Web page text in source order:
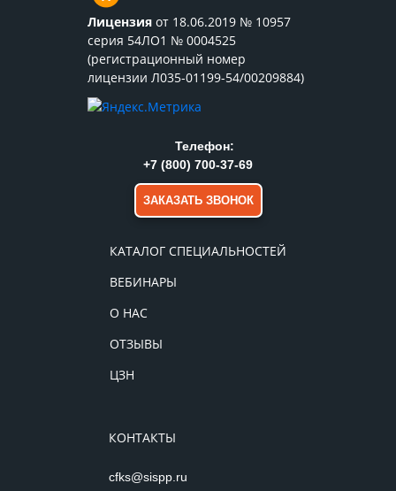
Лицензия от 18.06.2019 № 10957
серия 54ЛО1 № 0004525
(регистрационный номер
лицензии Л035-01199-54/00209884)
КАТАЛОГ СПЕЦИАЛЬНОСТЕЙ
ВЕБИНАРЫ
О НАС
ОТЗЫВЫ
ЦЗН
КОНТАКТЫ
cfks@sispp.ru
Телефон:
+7 (800) 700-37-69
ЗАКАЗАТЬ ЗВОНОК